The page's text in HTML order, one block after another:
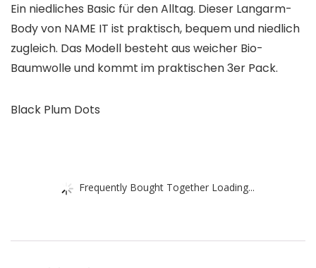
Ein niedliches Basic für den Alltag. Dieser Langarm-
Body von NAME IT ist praktisch, bequem und niedlich
zugleich. Das Modell besteht aus weicher Bio-
Baumwolle und kommt im praktischen 3er Pack.
Black Plum Dots
Frequently Bought Together Loading...